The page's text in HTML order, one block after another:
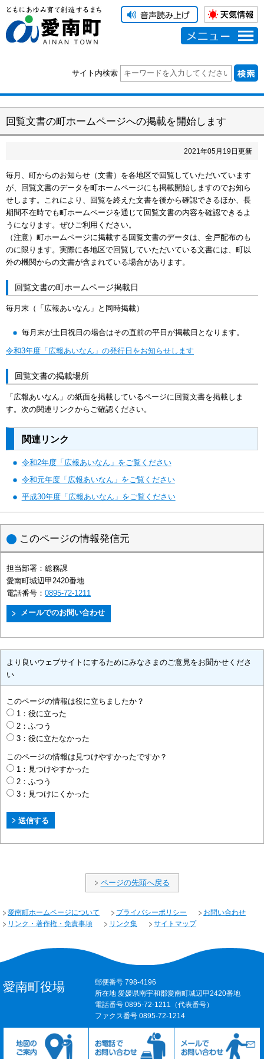
メニュー
サイト内検索
回覧文書の町ホームページへの掲載を開始します
2021年05月 19日更新
毎月、町からのお知らせ（文書）を各地区で回覧していただいています
が、回覧文書のデータを町ホームページにも掲載開始しますのでお知ら
せします。これにより、回覧を終えた文書を後から確認できるほか、長
期間不在時でも町ホームページを通じて回覧文書の内容を確認できるよ
うになります。ぜひご利用ください。
（注意）町ホームページに掲載する回覧文書のデータは、全戸配布のも
のに限ります。実際に各地区で回覧していただいている文書には、町以
外の機関からの文書が含まれている場合があります。
回覧文書の町ホームページ掲載日
毎月末（「広報あいなん」と同時掲載）
毎月末が土日祝日の場合はその直前の平日が掲載日となります。
令和3年度「広報あいなん」の発行日をお知らせします
回覧文書の掲載場所
「広報あいなん」の紙面を掲載しているページに回覧文書を掲載しま
す。次の関連リンクからご確認ください。
関連リンク
令和2年度「広報あいなん」をご覧ください
令和元年度「広報あいなん」をご覧ください
平成30年度「広報あいなん」をご覧ください
このページの情報発信元
担当部署： 総務課
愛南町城辺甲2420番地
電話番号： 0895-72-1211
より良いウェブサイトにするためにみなさまのご意見をお聞かせくださ
い
このページの情報は役に立ちましたか？
1：役に立った
2：ふつう
3：役に立たなかった
このページの情報は見つけやすかったですか？
1：見つけやすかった
2：ふつう
3：見つけにくかった
ページの先頭へ戻る
愛南町ホームページについて プライバシーポリシー
お問い合わせ
リンク・著作権・免責事項
リンク集 サイトマップ
愛南町役場
郵便番号 798-4196
所在地 愛媛県南宇和郡愛南町城辺甲2420番地
電話番号 0895-72-1211（代表番号）
ファクス番号 0895-72-1214